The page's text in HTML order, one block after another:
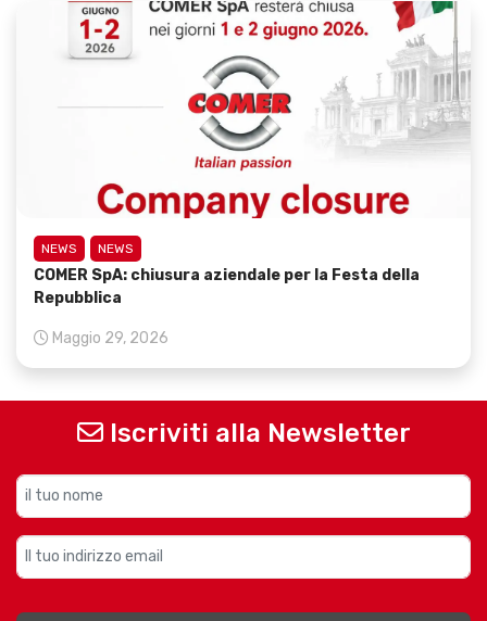
NEWS NEWS
COMER SpA: chiusura aziendale per la Festa della
Repubblica
Maggio 29, 2026
Iscriviti alla Newsletter